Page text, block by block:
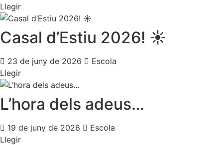
Llegir
Casal d’Estiu 2026! ☀️
23 de juny de 2026
Escola
Llegir
L’hora dels adeus…
19 de juny de 2026
Escola
Llegir